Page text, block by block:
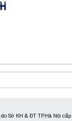
Sở KH & ĐT TP.Hà Nội